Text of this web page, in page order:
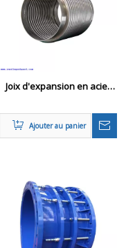
Joix d'expansion en acier
métallique ci-dessous pour
la section de tuyau
Ajouter au panier